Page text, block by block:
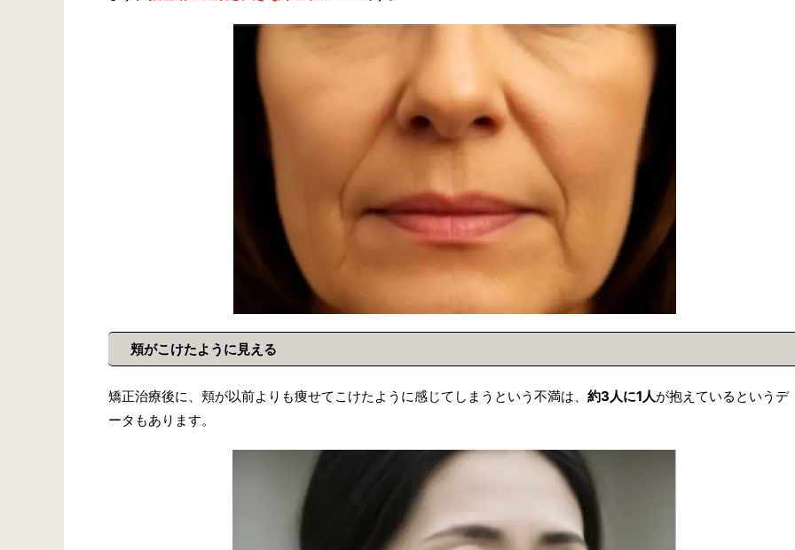
頬がこけたように見える
矯正治療後に、頬が以前よりも痩せてこけたように感じてしまうという不満は、 約3人に1人が抱えているというデ
ータもあります。